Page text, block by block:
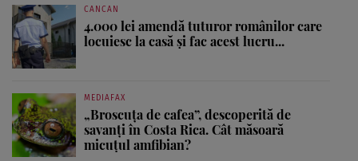
CANCAN
4.000 lei amendă tuturor românilor care
locuiesc la casă și fac acest lucru...
MEDIAFAX
„Broscuța de cafea”, descoperită de
savanți în Costa Rica. Cât măsoară
micuțul amfibian?